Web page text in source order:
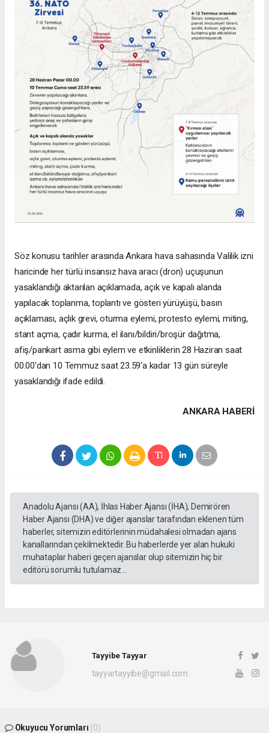
Söz konusu tarihler arasında Ankara hava sahasında Valilik izni
haricinde her türlü insansız hava aracı (dron) uçuşunun
yasaklandığı aktarılan açıklamada, açık ve kapalı alanda
yapılacak toplanma, toplantı ve gösteri yürüyüşü, basın
açıklaması, açlık grevi, oturma eylemi, protesto eylemi, miting,
stant açma, çadır kurma, el ilanı/bildiri/broşür dağıtma,
afiş/pankart asma gibi eylem ve etkinliklerin 28 Haziran saat
00.00'dan 10 Temmuz saat 23.59'a kadar 13 gün süreyle
yasaklandığı ifade edildi.
ANKARA HABERİ
Anadolu Ajansı (AA), İhlas Haber Ajansı (İHA), Demirören
Haber Ajansı (DHA) ve diğer ajanslar tarafından eklenen tüm
haberler, sitemizin editörlerinin müdahalesi olmadan ajans
kanallarından çekilmektedir. Bu haberlerde yer alan hukuki
muhataplar haberi geçen ajanslar olup sitemizin hiç bir
editörü sorumlu tutulamaz...
Tayyibe Tayyar
tayyartayyibe@gmail.com
Okuyucu Yorumları (0)